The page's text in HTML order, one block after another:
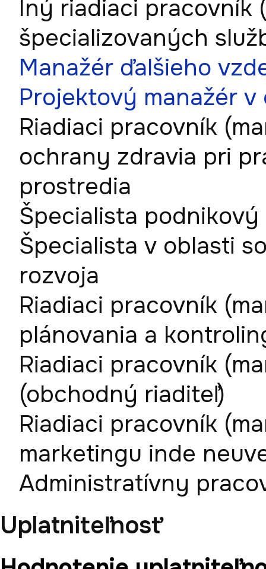
Iný riadiaci pracovník
špecializovaných
Manažér ďalšieho
Projektový manažér v
Riadiaci pracovník
ochrany zdravia pri
prostredia
Špecialista podnikový
Špecialista v oblasti
rozvoja
Riadiaci pracovník
plánovania a
Riadiaci pracovník
(obchodný riaditeľ)
Riadiaci pracovník
marketingu inde
Administratívny
Uplatniteľnosť